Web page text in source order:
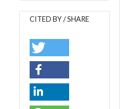
CITED BY / SHARE